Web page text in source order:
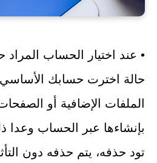
• عند اختيار الحساب
حالة اخترت حسابك
الملفات الإضافية أو
بإنشاءها عبر الحساب
تود حذفه، يتم حذفه دون